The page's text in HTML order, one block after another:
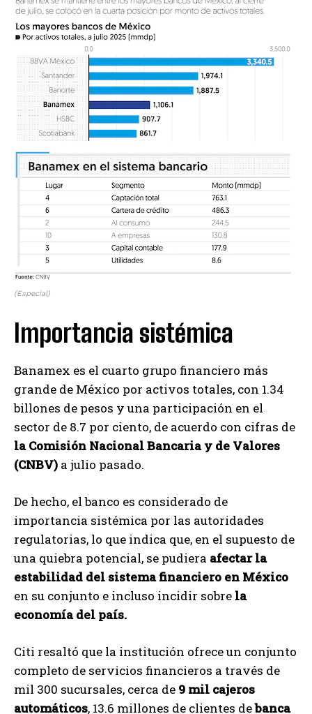
(Especial)
Importancia sistémica
Banamex es el cuarto grupo financiero más
grande de México por activos totales, con 1.34
billones de pesos y una participación en el
sector de 8.7 por ciento, de acuerdo con cifras de
la Comisión Nacional Bancaria y de Valores
(CNBV) a julio pasado.
De hecho, el banco es considerado de
importancia sistémica por las autoridades
regulatorias, lo que indica que, en el supuesto de
una quiebra potencial, se pudiera afectar la
estabilidad del sistema financiero en México
en su conjunto e incluso incidir sobre la
economía del país.
Citi resaltó que la institución ofrece un conjunto
completo de servicios financieros a través de
mil 300 sucursales, cerca de 9 mil cajeros
automáticos, 13.6 millones de clientes debanca